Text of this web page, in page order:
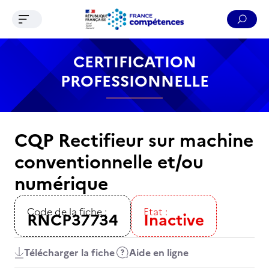
Contenu Recherche Menu Pied de page
Ouvrir le menu de navigation
CERTIFICATION
PROFESSIONNELLE
CQP Rectifieur sur machine
conventionnelle et/ou
numérique
Code de la fiche :
RNCP37734 Etat :
Inactive
Télécharger la fiche Aide en ligne